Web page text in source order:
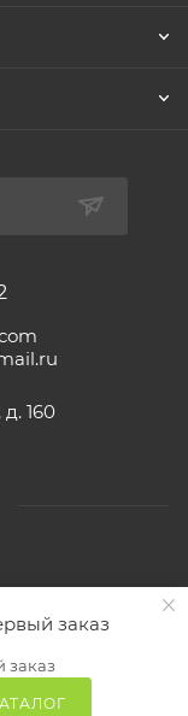
160
и Казахстану
заказ
заказ